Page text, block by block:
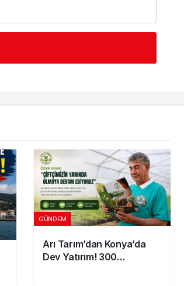
GÜNDEM
Arı Tarım’dan Konya’da
Dev Yatırım! 300